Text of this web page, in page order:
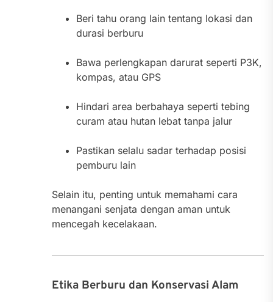
Beri tahu orang lain tentang lokasi dan
durasi berburu
Bawa perlengkapan darurat seperti P3K,
kompas, atau GPS
Hindari area berbahaya seperti tebing
curam atau hutan lebat tanpa jalur
Pastikan selalu sadar terhadap posisi
pemburu lain
Selain itu, penting untuk memahami cara
menangani senjata dengan aman untuk
mencegah kecelakaan.
Etika Berburu dan Konservasi Alam